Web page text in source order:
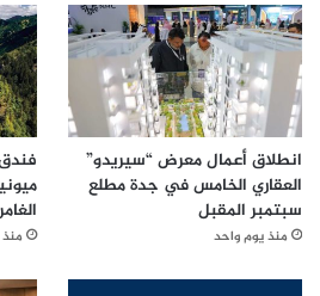
انطلاق أعمال معرض “سيريدو”
العقاري الخامس في جدة مطلع
سبتمبر المقبل
منذ يوم واحد